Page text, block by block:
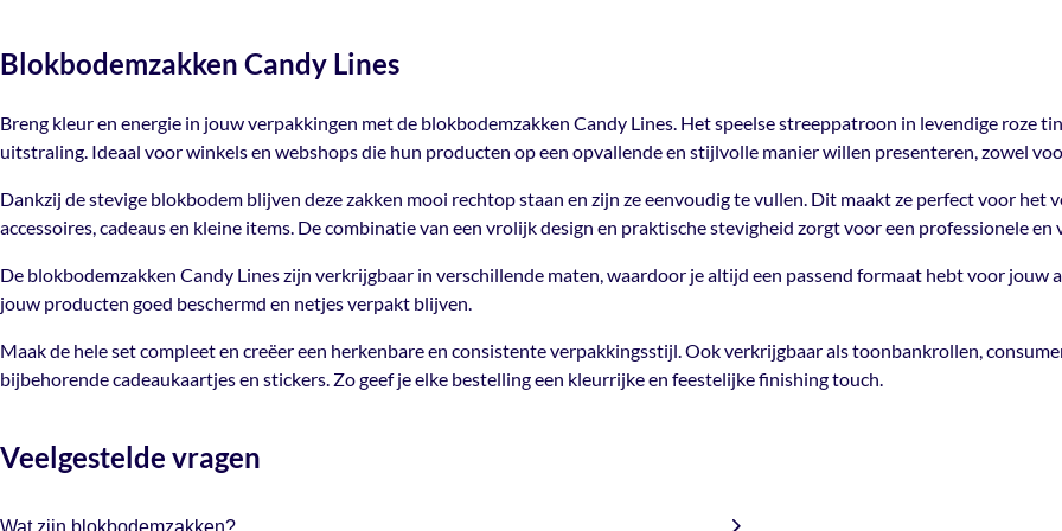
Verpakt Per 50
Artikelnummer TP-
Gratis verzending vanaf
Dankzij de stevige blokbodem
producten zoals accessoires,
vrolijk design en praktische
presentatie.
waardoor je altijd een passend
kwaliteit zorgt ervoor dat jouw
Blokbodemzakken Candy Lines
Breng kleur en energie in jouw verpakkingen met de blokbodemzakken Candy Lines. Het speelse streeppatroon in levendige roze
uitstraling. Ideaal voor winkels en webshops die hun producten op een opvallende en stijlvolle manier willen presenteren, zowel
Dankzij de stevige blokbodem blijven deze zakken mooi rechtop staan en zijn ze eenvoudig te vullen. Dit maakt ze perfect voor
accessoires, cadeaus en kleine items. De combinatie van een vrolijk design en praktische stevigheid zorgt voor een professionele
De blokbodemzakken Candy Lines zijn verkrijgbaar in verschillende maten, waardoor je altijd een passend formaat hebt voor
jouw producten goed beschermd en netjes verpakt blijven.
Maak de hele set compleet en creëer een herkenbare en consistente verpakkingsstijl. Ook verkrijgbaar als toonbankrollen,
bijbehorende cadeaukaartjes en stickers. Zo geef je elke bestelling een kleurrijke en feestelijke finishing touch.
Veelgestelde vragen